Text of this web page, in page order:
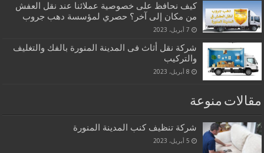
كيف نحافظ على خصوصية عملائنا عند نقل العفش
من مكان إلى آخر؟ حصري لمؤسسة دهب جروب
7 أبريل، 2023
شركة نقل أثاث فى المدينة المنورة بالفك والتغليف
والتركيب
8 أبريل، 2023
مقالات منوعة
شركة تنظيف كنب المدينة المنورة
5 أبريل، 2023